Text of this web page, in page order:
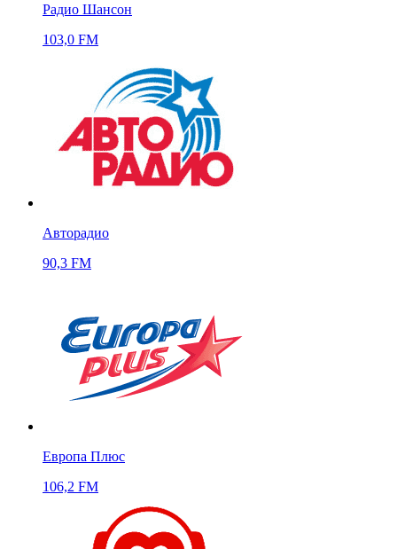
Радио Шансон
103,0 FM
Авторадио
90,3 FM
Европа Плюс
106,2 FM